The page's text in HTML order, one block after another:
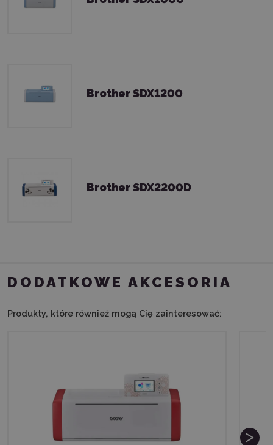
Brother SDX1200
Brother SDX2200D
DODATKOWE AKCESORIA
Produkty, które również mogą Cię zainteresować: